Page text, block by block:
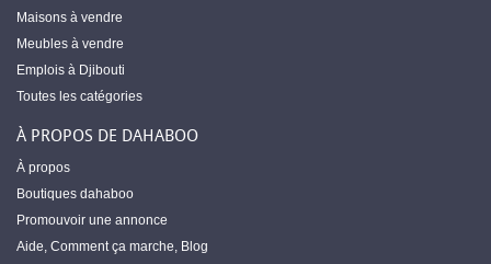
Maisons à vendre
Meubles à vendre
Emplois à Djibouti
Toutes les catégories
À PROPOS DE DAHABOO
À propos
Boutiques dahaboo
Promouvoir une annonce
Aide, Comment ça marche, Blog